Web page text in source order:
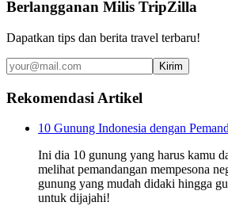
Berlangganan Milis TripZilla
Dapatkan tips dan berita travel terbaru!
Kirim
Rekomendasi Artikel
10 Gunung Indonesia dengan
Ini dia 10 gunung yang harus kamu
melihat pemandangan mempesona
gunung yang mudah didaki hingga
untuk dijajahi!